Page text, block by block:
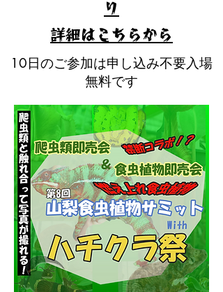
10日のご参加は申し込み不要入場
無料です
り
​詳細はこちらから